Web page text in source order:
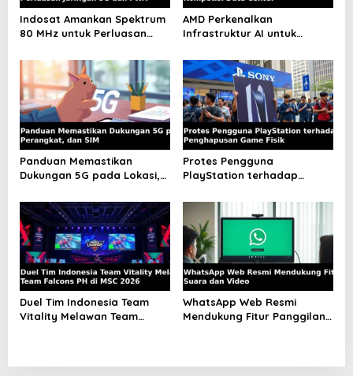
a
t
i
o
n
Indosat Amankan Spektrum
80 MHz untuk Perluasan
AMD Perkenalkan
Infrastruktur AI untuk
Panduan Memastikan
Dukungan 5G pada Lokasi,
Protes Pengguna
PlayStation terhadap
Duel Tim Indonesia Team
Vitality Melawan Team
WhatsApp Web Resmi
Mendukung Fitur Panggilan